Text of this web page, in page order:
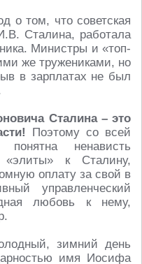
о том, что советская
Сталина, работала
Министры и «топ-
же тружениками, но
в зарплатах не был
Сталина – это
Поэтому со всей
понятна ненависть
к Сталину,
оплату за свой в
управленческий
любовь к нему,
зимний день
имя Иосифа